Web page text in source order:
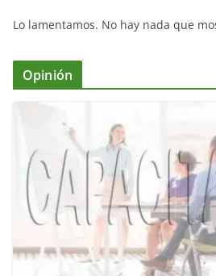
Lo lamentamos. No hay nada que
Opinión